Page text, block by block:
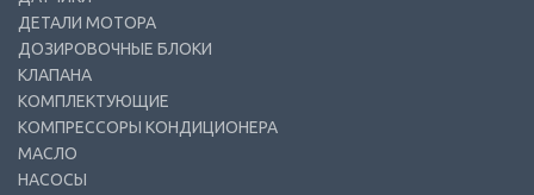
ДЕТАЛИ МОТОРА
ДОЗИРОВОЧНЫЕ БЛОКИ
КЛАПАНА
КОМПЛЕКТУЮЩИЕ
КОМПРЕССОРЫ КОНДИЦИОНЕРА
МАСЛО
НАСОСЫ